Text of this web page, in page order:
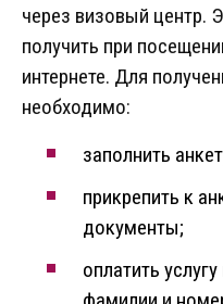
через визовый центр.
получить при
интернете. Для
необходимо:
заполнить
прикрепить к
документы;
оплатить